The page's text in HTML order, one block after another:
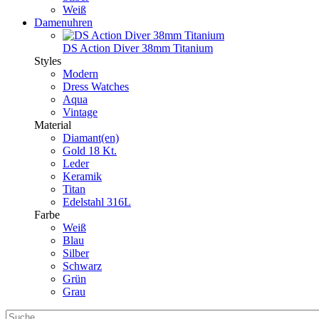
Weiß
Damenuhren
DS Action Diver 38mm Titanium
Styles
Modern
Dress Watches
Aqua
Vintage
Material
Diamant(en)
Gold 18 Kt.
Leder
Keramik
Titan
Edelstahl 316L
Farbe
Weiß
Blau
Silber
Schwarz
Grün
Grau